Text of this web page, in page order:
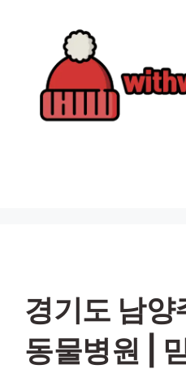
경기도 남양
동물병원 |